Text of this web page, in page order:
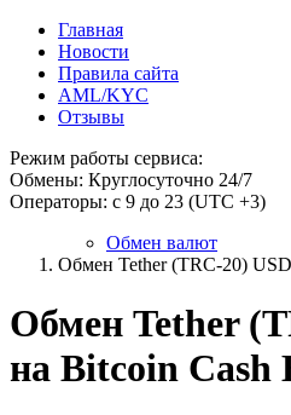
Главная
Новости
Правила сайта
AML/KYC
Отзывы
Режим работы сервиса:
Обмены: Круглосуточно 24/7
Операторы: с 9 до 23 (UTC +3)
Обмен валют
Обмен Tether (TRC-20)
Обмен Tether
на Bitcoin Cash